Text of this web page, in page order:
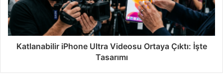
Katlanabilir iPhone Ultra Videosu Ortaya Çıktı: İşte
Tasarımı